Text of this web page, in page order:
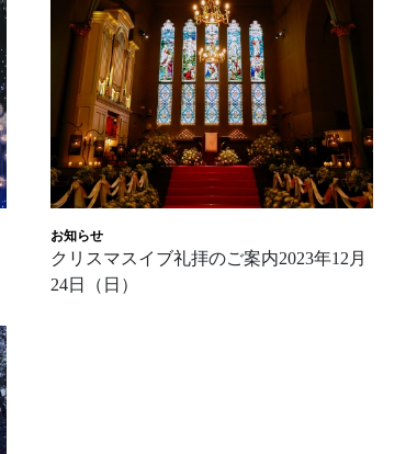
お知らせ
クリスマスイブ礼拝のご案内2023年12月
24日（日）